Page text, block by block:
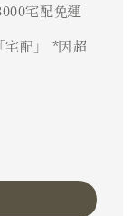
宅配免運
配」 *因超